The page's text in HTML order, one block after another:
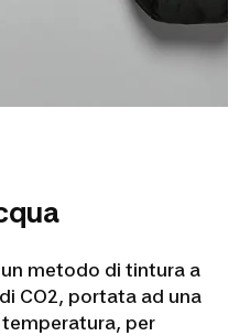
metodo di tintura a
CO2, portata ad una
per